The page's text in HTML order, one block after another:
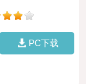
PC下载